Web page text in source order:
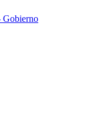
Gobierno